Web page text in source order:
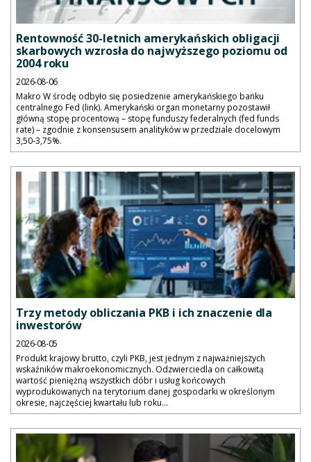
Rentowność 30-letnich amerykańskich obligacji
skarbowych wzrosła do najwyższego poziomu od
2004 roku
2026-08-06
Makro W środę odbyło się posiedzenie amerykańskiego banku
centralnego Fed (link). Amerykański organ monetarny pozostawił
główną stopę procentową – stopę funduszy federalnych (fed funds
rate) – zgodnie z konsensusem analityków w przedziale docelowym
3,50-3,75%.
Trzy metody obliczania PKB i ich znaczenie dla
inwestorów
2026-08-05
Produkt krajowy brutto, czyli PKB, jest jednym z najważniejszych
wskaźników makroekonomicznych. Odzwierciedla on całkowitą
wartość pieniężną wszystkich dóbr i usług końcowych
wyprodukowanych na terytorium danej gospodarki w określonym
okresie, najczęściej kwartału lub roku...